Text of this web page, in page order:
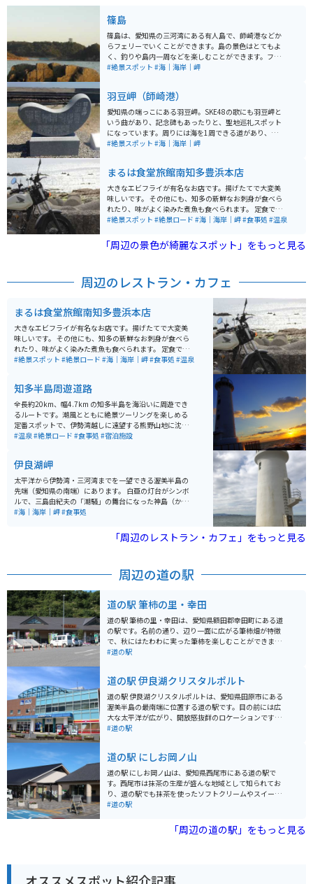
篠島
篠島は、愛知県の三河湾にある有人島で、師崎港などか
らフェリーでいくことができます。島の景色はとてもよ
く、釣りや島内一周などを楽しむことができます。フグ
やタコなどもとても美味しいです。 観光地となっていま
な陽気でのんびり過ごすことができます。隣の島であ
る、日間賀島と同時に訪れるとより楽しめるので、オス
スメです。
#絶景スポット #海｜海岸｜岬
羽豆岬（師崎港）
愛知県の端っこにある羽豆岬。SKE48の歌にも羽豆岬と
いう曲があり、記念碑もあったりと、聖地巡礼スポット
になっています。周りには海を1周できる道があり、ツー
リングにはオススメです。海の家や牡蠣焼きがあり、食
#絶景スポット #海｜海岸｜岬
まるは食堂旅館南知多豊浜本店
大きなエビフライが有名なお店です。揚げたてで大変美
味しいです。 その他にも、知多の新鮮なお刺身が食べら
れたり、味がよく染みた煮魚も食べられます。 定食で頼
めば、それらが一度に食べられてボリュームも満点で
ットとしても最適で海を一望しながら道を走ることもで
きます。 店内には知多の名産がいくつか売っておりお土
帰りでの入浴が可能です。
#絶景スポット #絶景ロード #海｜海岸｜岬#食事処 #温泉
「周辺の景色が綺麗なスポット」をもっと見る
周辺のレストラン・カフェ
まるは食堂旅館南知多豊浜本店
大きなエビフライが有名なお店です。揚げたてで大変美
味しいです。 その他にも、知多の新鮮なお刺身が食べら
れたり、味がよく染みた煮魚も食べられます。 定食で頼
めば、それらが一度に食べられてボリュームも満点で
きます。 店内には知多の名産がいくつか売っておりお土
産も購入可能です。 宿泊施設が併設されており、食事前
後には温泉を楽しむことができます。もちろん温泉は日
帰りでの入浴が可能です。
#絶景スポット #絶景ロード #海｜海岸｜岬#食事処 #温泉
知多半島周遊道路
全長約20km、幅4.7km の知多半島を海沿いに周遊でき
るルートです。潮風とともに絶景ツーリングを楽しめる
定番スポットで、伊勢湾越しに遠望する熊野山地に沈む
夕日は幻想的な光景です。特に野間崎灯台付近の灯台と
#温泉#絶景ロード #食事処 #宿泊施設
伊良湖岬
太平洋から伊勢湾・三河湾までを一望できる渥美半島の
先端（愛知県の南端）にあります。 白亜の灯台がシンボ
ルで、三島由紀夫の「潮騒」の舞台になった神島（かみ
しま）まで見渡せ、灯台から遊歩道もあります。 元旦に
処もあり、オススメは岩牡蠣です。生でも焼いても美味
#海｜海岸｜岬#食事処
「周辺のレストラン・カフェ」をもっと見る
周辺の道の駅
道の駅 筆柿の里・幸田
道の駅 筆柿の里・幸田は、愛知県額田郡幸田町にある道
の駅です。名前の通り、辺り一面に広がる筆柿畑が特徴
で、秋にはたわわに実った筆柿を楽しむことができま
す。 道の駅には、地元の新鮮な農産物が並ぶ直売所や、
使った料理を楽しむことができます。 バイクで訪れる場
合、道の駅には広い駐車場が完備されているので安心で
す。周辺には、三ヶ根山スカイラインなど、ツーリング
に最適なスポットも点在しています。 幸田町は、筆柿の
生産が盛んな地域です。道の駅では、新鮮な筆柿はもち
#道の駅
道の駅 伊良湖クリスタルポルト
道の駅 伊良湖クリスタルポルトは、愛知県田原市にある
渥美半島の最南端に位置する道の駅です。目の前には広
大な太平洋が広がり、開放感抜群のロケーションです。
新鮮な海の幸を味わえるレストランや、地元産の野菜や
は、白い砂浜と青い海のコントラストが美しい景勝地と
して知られ、夕日の名所としても人気です。 バイクで訪
れる際は、道の駅の駐車場にバイク専用のスペースがあ
ります。周辺は海岸線沿いのワインディングロードが続
き、ツーリングにも最適です。渥美半島は温暖な気候で
ごとに様々な花が咲き乱れます。道の駅 伊良湖クリスタ
#道の駅
道の駅 にしお岡ノ山
道の駅 にしお岡ノ山は、愛知県西尾市にある道の駅で
す。西尾市は抹茶の生産が盛んな地域として知られてお
り、道の駅でも抹茶を使ったソフトクリームやスイーツ
などが販売されています。 また、道の駅 にしお岡ノ山
ります。展望台からは、渥美半島や篠崎海岸などを見渡
すことができ、天気が良ければ富士山も見ることができ
たくさんあります。 西尾市は、抹茶の他にも、うなぎや
#道の駅
「周辺の道の駅」をもっと見る